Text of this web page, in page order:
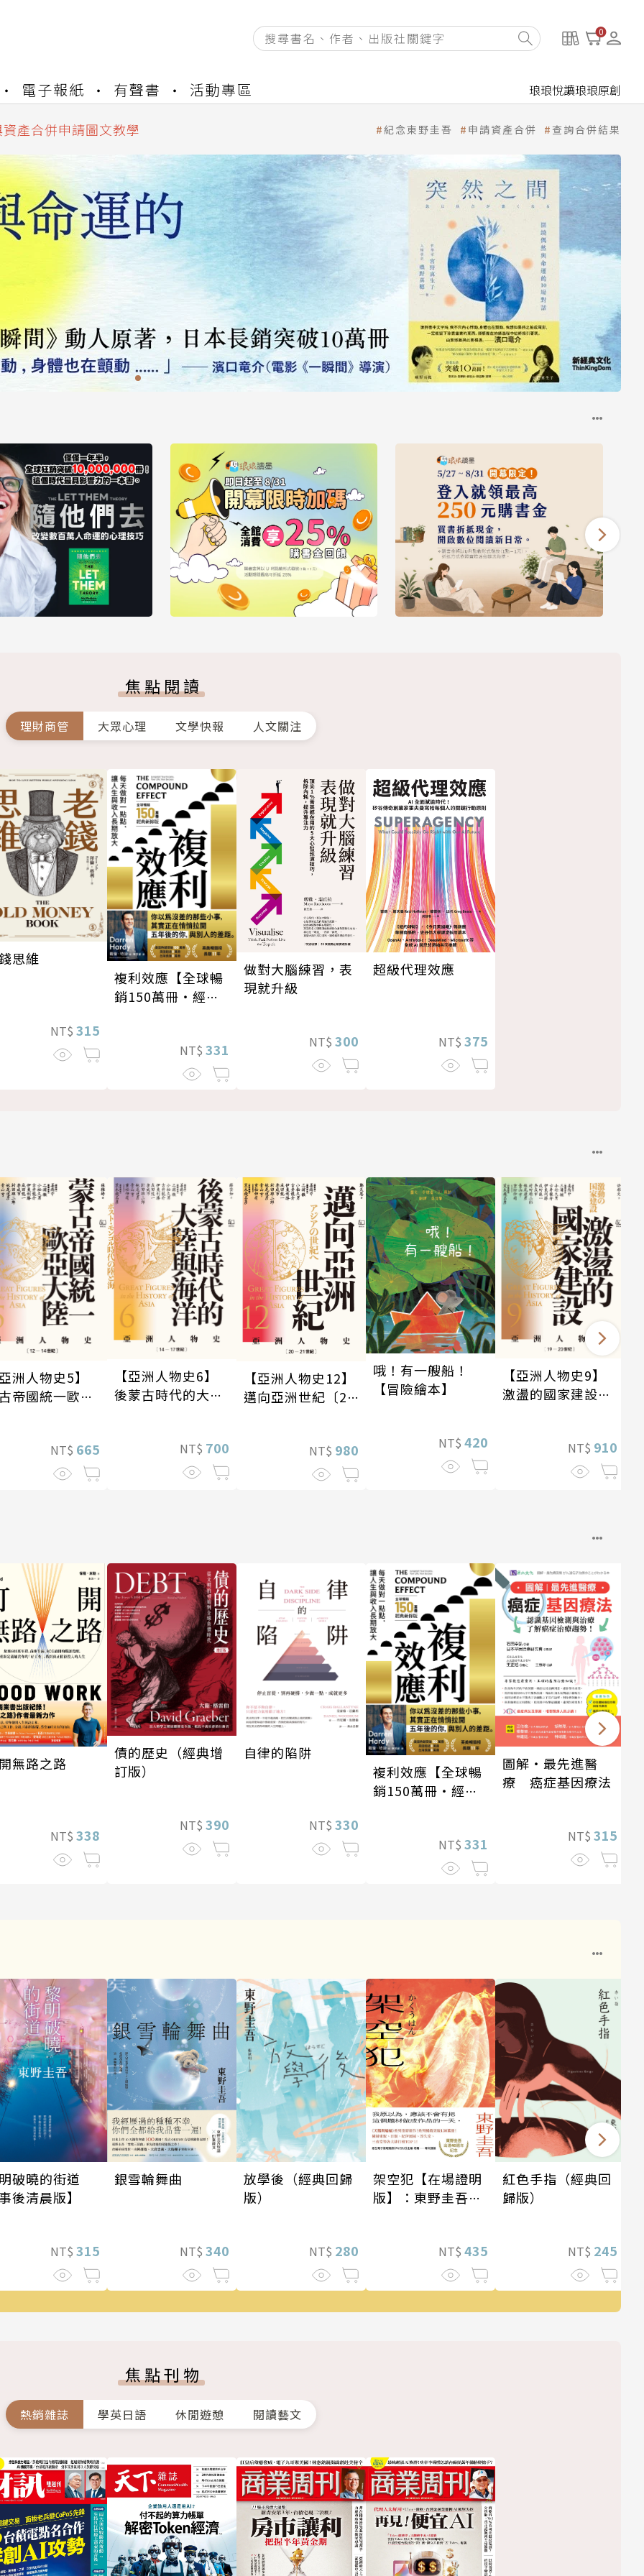
0
電子報紙 有聲書 活動專區 琅琅悅讀琅琅原創
合併結果查詢
紀念東野圭吾 申請資產合併 查詢合併結果
焦點閱讀
理財商管 大眾心理 文學快報 人文關注
思維
NT$ 315
複利效應【全球暢
銷150萬冊・經典
NT$ 331
做對大腦練習，表
現就升級
NT$ 300
超級代理效應
NT$ 375
洲人物史5】
帝國統一歐亞
NT$ 665
【亞洲人物史6】
後蒙古時代的大陸
NT$ 700
【亞洲人物史12】
邁向亞洲世紀〔20
NT$ 980
哦！有一艘船！
【冒險繪本】
NT$ 420
【亞洲人物史9】
激盪的國家建設
NT$ 910
無路之路
NT$ 338
債的歷史（經典增
訂版）
NT$ 390
自律的陷阱
NT$ 330
複利效應【全球暢
銷150萬冊・經典
NT$ 331
圖解‧最先進醫
療 癌症基因療法
NT$ 315
破曉的街道
後清晨版】
NT$ 315
銀雪輪舞曲
NT$ 340
放學後（經典回歸
版）
NT$ 280
架空犯【在場證明
版】：東野圭吾出
列重磅新作！
NT$ 435
紅色手指（經典回
歸版）
NT$ 245
焦點刊物
熱銷雜誌 學英日語 休閒遊憩 閱讀藝文